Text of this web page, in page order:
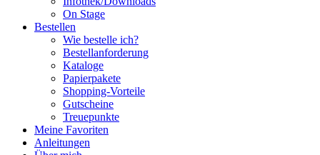
On Stage
Bestellen
Wie bestelle ich?
Bestellanforderung
Kataloge
Papierpakete
Shopping-Vorteile
Gutscheine
Treuepunkte
Meine Favoriten
Anleitungen